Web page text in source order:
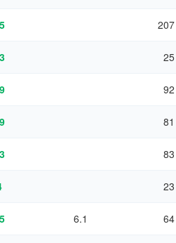
207
25
92
81
83
23
6.1 64